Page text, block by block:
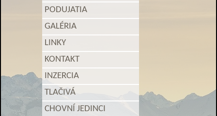
PODUJATIA
GALÉRIA
LINKY
KONTAKT
INZERCIA
TLAČIVÁ
CHOVNÍ JEDINCI